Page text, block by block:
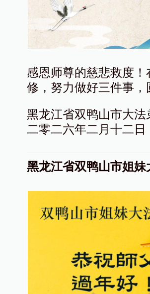
感恩师尊的慈悲救度
修，努力做好三件事，
黑龙江省双鸭山市大法
二零二六年二月十二日
黑龙江省双鸭山市姐